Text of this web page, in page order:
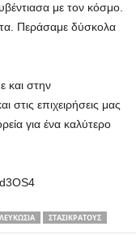
με τον κόσμο.
Περάσαμε δύσκολα
και στην
στις επιχειρήσεις μας
για ένα καλύτερο
ΛΕΥΚΩΣΊΑ ΣΤΑΣΙΚΡΆΤΟΥΣ